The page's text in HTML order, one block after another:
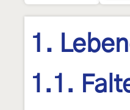
1.
1.1.